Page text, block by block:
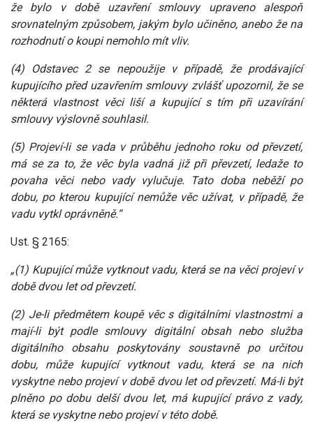
že bylo v době uzavření smlouvy upraveno alespoň
srovnatelným způsobem, jakým bylo učiněno, anebo že na
rozhodnutí o koupi nemohlo mít vliv.
(4) Odstavec 2 se nepoužije v případě, že prodávající
kupujícího před uzavřením smlouvy zvlášť upozornil, že se
některá vlastnost věci liší a kupující s tím při uzavírání
smlouvy výslovně souhlasil.
(5) Projeví-li se vada v průběhu jednoho roku od převzetí,
má se za to, že věc byla vadná již při převzetí, ledaže to
povaha věci nebo vady vylučuje. Tato doba neběží po
dobu, po kterou kupující nemůže věc užívat, v případě, že
vadu vytkl oprávněně.“
Ust. § 2165:
„(1) Kupující může vytknout vadu, která se na věci projeví v
době dvou let od převzetí.
(2) Je-li předmětem koupě věc s digitálními vlastnostmi a
mají-li být podle smlouvy digitální obsah nebo služba
digitálního obsahu poskytovány soustavně po určitou
dobu, může kupující vytknout vadu, která se na nich
vyskytne nebo projeví v době dvou let od převzetí. Má-li být
plněno po dobu delší dvou let, má kupující právo z vady,
která se vyskytne nebo projeví v této době.